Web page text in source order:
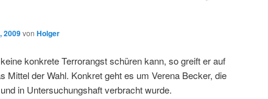
2009von Holger
konkrete Terrorangst schüren kann, so greift er auf
Mittel der Wahl. Konkret geht es um Verena Becker, die
in Untersuchungshaft verbracht wurde.